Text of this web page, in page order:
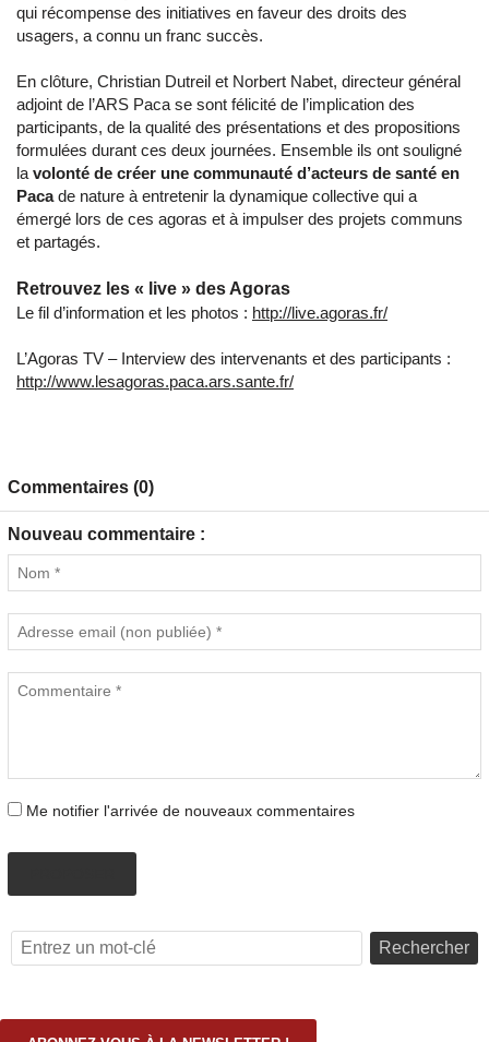
qui récompense des initiatives en faveur des droits des
usagers, a connu un franc succès.
En clôture, Christian Dutreil et Norbert Nabet, directeur général
adjoint de l’ARS Paca se sont félicité de l’implication des
participants, de la qualité des présentations et des propositions
formulées durant ces deux journées. Ensemble ils ont souligné
la volonté de créer une communauté d’acteurs de santé en
Pacade nature à entretenir la dynamique collective qui a
émergé lors de ces agoras et à impulser des projets communs
et partagés.
Retrouvez les « live » des Agoras
Le fil d’information et les photos : http://live.agoras.fr/
L’Agoras TV – Interview des intervenants et des participants :
http://www.lesagoras.paca.ars.sante.fr/
Commentaires (0)
Nouveau commentaire :
Me notifier l'arrivée de nouveaux commentaires
Rechercher